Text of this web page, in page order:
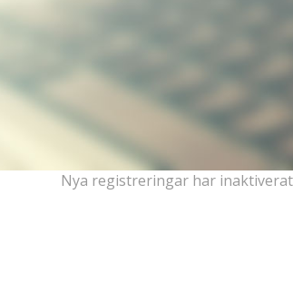
Nya registreringar har